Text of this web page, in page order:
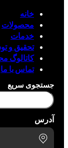
خانه
محصولات
خدمات
تحقیق و
کاتالوگ
تماس با ما
جستجوی سریع
آدرس